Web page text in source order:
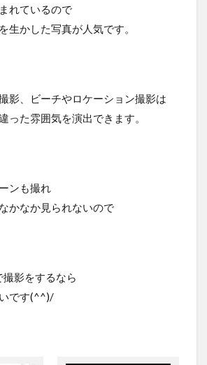
れているので
生かした写真が人気です。
影、ビーチやロケーション撮影は
った雰囲気を演出できます。
ンも撮れ
かなか見られないので
撮影をするなら
です(^^)/